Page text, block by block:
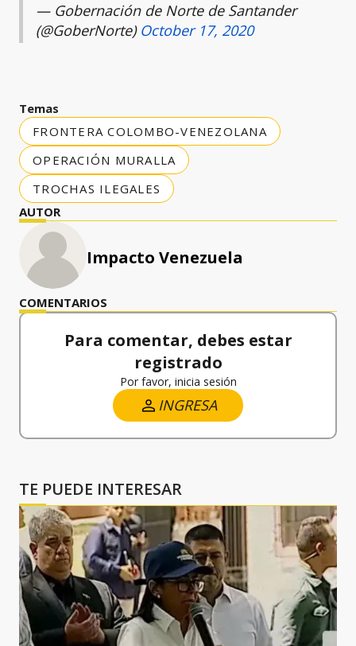
— Gobernación de Norte de Santander
(@GoberNorte) October 17, 2020
Temas
FRONTERA COLOMBO-VENEZOLANA
OPERACIÓN MURALLA
TROCHAS ILEGALES
AUTOR
Impacto Venezuela
COMENTARIOS
Para comentar, debes estar
registrado
Por favor, inicia sesión
INGRESA
TE PUEDE INTERESAR